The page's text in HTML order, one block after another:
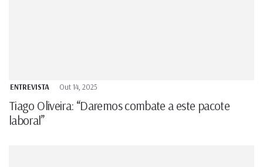
ENTREVISTA Out 14, 2025
Tiago Oliveira: “Daremos combate a este pacote
laboral”